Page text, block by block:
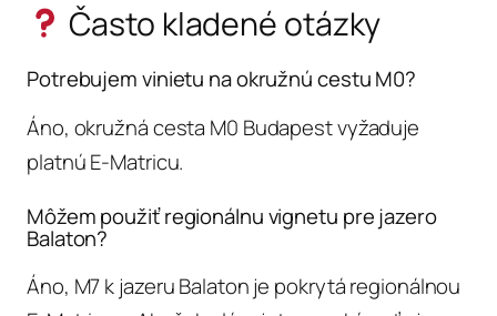
Často kladené otázky
Potrebujem vinietu na okružnú cestu M0?
Áno, okružná cesta M0 Budapest vyžaduje
platnú E-Matricu.
Môžem použiť regionálnu vignetu pre jazero
Balaton?
Áno, M7 k jazeru Balaton je pokrytá regionálnou